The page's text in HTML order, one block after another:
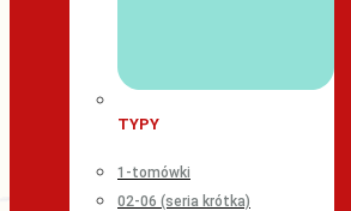
TYPY
1-tomówki
02-06 (seria krótka)